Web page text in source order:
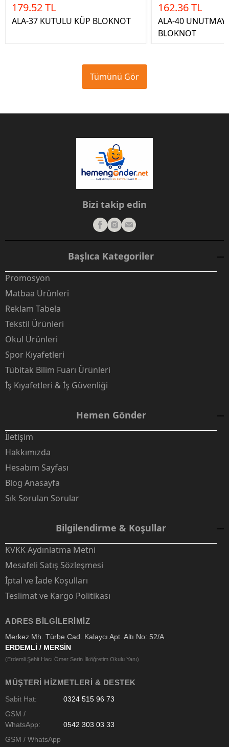
179.52 TL
ALA-37 KUTULU KÜP BLOKNOT
162.36 TL
ALA-40
BLOKNOT
Tümünü Gör
Bizi takip edin
Başlıca Kategoriler
Promosyon
Matbaa Ürünleri
Reklam Tabela
Tekstil Ürünleri
Okul Ürünleri
Spor Kıyafetleri
Tübitak Bilim Fuarı Ürünleri
İş Kıyafetleri & İş Güvenliği
Hemen Gönder
İletişim
Hakkımızda
Hesabım Sayfası
Blog Anasayfa
Sık Sorulan Sorular
Bilgilendirme & Koşullar
KVKK Aydınlatma Metni
Mesafeli Satış Sözleşmesi
İptal ve İade Koşulları
Teslimat ve Kargo Politikası
ADRES BILGILERIMIZ
Merkez Mh. Türbe Cad. Kalaycı Apt. Altı No: 52/A
ERDEMLİ / MERSİN
(Erdemli Şehit Hacı Ömer Serin İlköğretim Okulu Yanı)
MÜŞTERI HIZMETLERI & DESTEK
Sabit Hat:
0324 515 96 73
GSM /
WhatsApp:
0542 303 03 33
GSM / WhatsApp